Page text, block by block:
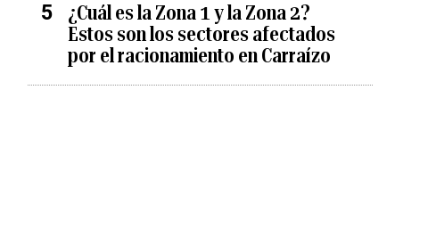
¿Cuál es la Zona 1 y la Zona 2?
Estos son los sectores afectados
por el racionamiento en Carraízo